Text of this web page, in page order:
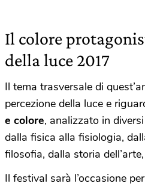
Il colore
della luce 2017
Il tema trasversale di
percezione della luce e
e colore, analizzato in
dalla fisica alla fisiologia,
filosofia, dalla storia
Il festival sarà l’occasione